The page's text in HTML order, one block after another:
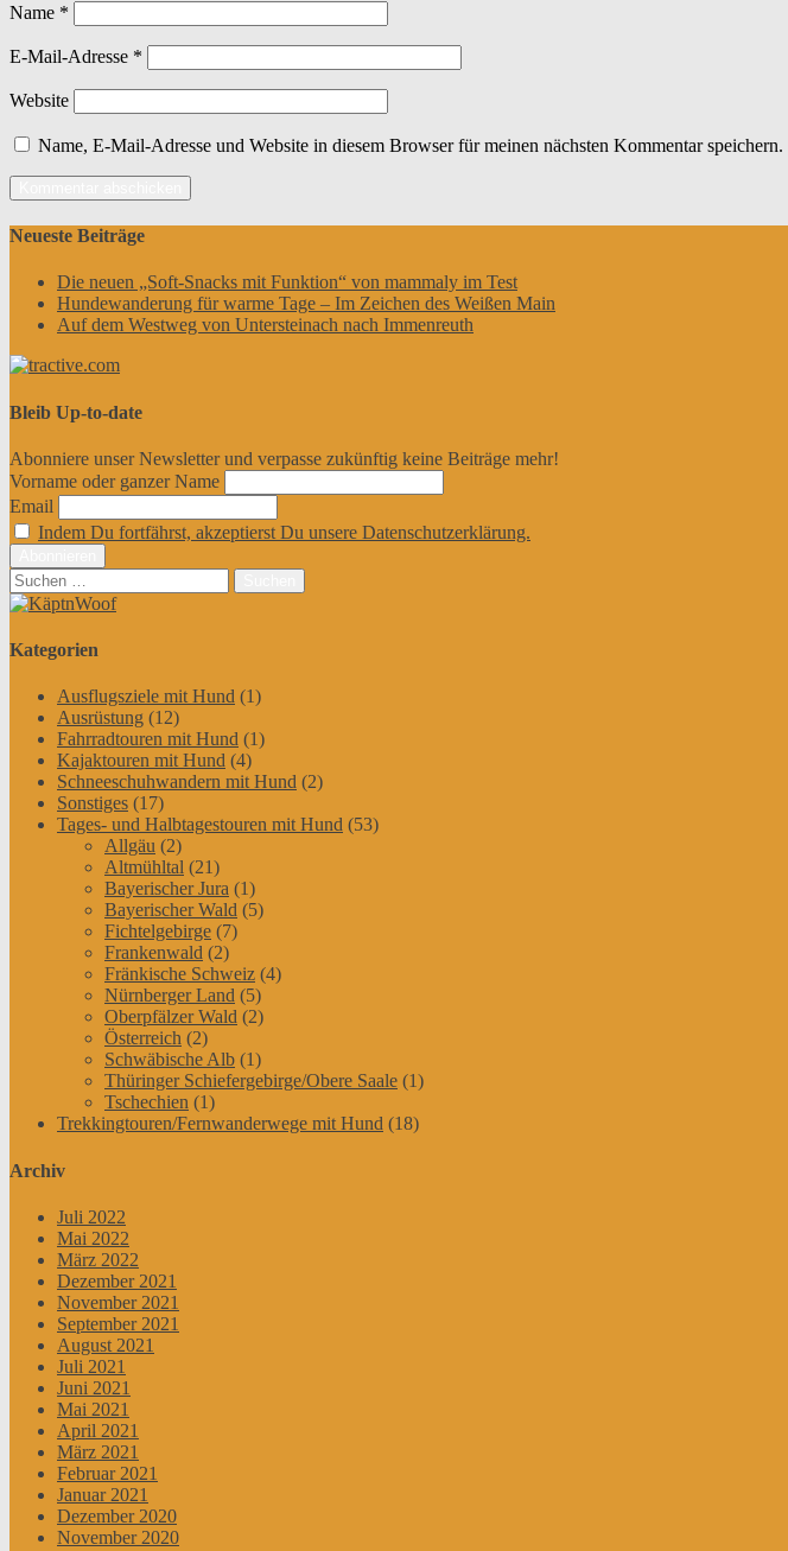
Name *
E-Mail-Adresse *
Website
Name, E-Mail-Adresse und Website in diesem Browser für meinen nächsten Kommentar speichern.
Neueste Beiträge
Die neuen „Soft-Snacks mit Funktion“ von mammaly im Test
Hundewanderung für warme Tage – Im Zeichen des Weißen Main
Auf dem Westweg von Untersteinach nach Immenreuth
Bleib Up-to-date
Abonniere unser Newsletter und verpasse zukünftig keine Beiträge mehr!
Vorname oder ganzer Name
Email
Indem Du fortfährst, akzeptierst Du unsere Datenschutzerklärung.
Suchen
nach:
Kategorien
Ausflugsziele mit Hund (1)
Ausrüstung (12)
Fahrradtouren mit Hund (1)
Kajaktouren mit Hund (4)
Schneeschuhwandern mit Hund (2)
Sonstiges (17)
Tages- und Halbtagestouren mit Hund (53)
Allgäu (2)
Altmühltal (21)
Bayerischer Jura (1)
Bayerischer Wald (5)
Fichtelgebirge (7)
Frankenwald (2)
Fränkische Schweiz (4)
Nürnberger Land (5)
Oberpfälzer Wald (2)
Österreich (2)
Schwäbische Alb (1)
Thüringer Schiefergebirge/Obere Saale (1)
Tschechien (1)
Trekkingtouren/Fernwanderwege mit Hund (18)
Archiv
Juli 2022
Mai 2022
März 2022
Dezember 2021
November 2021
September 2021
August 2021
Juli 2021
Juni 2021
Mai 2021
April 2021
März 2021
Februar 2021
Januar 2021
Dezember 2020
November 2020